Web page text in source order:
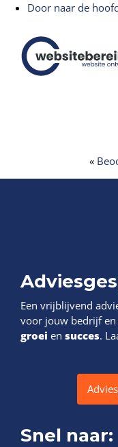
Door naar de
Websitebereikt.nl
«
Een vrijblijvend
voor jouw bedrijf
groei en succes.
Snel naar: